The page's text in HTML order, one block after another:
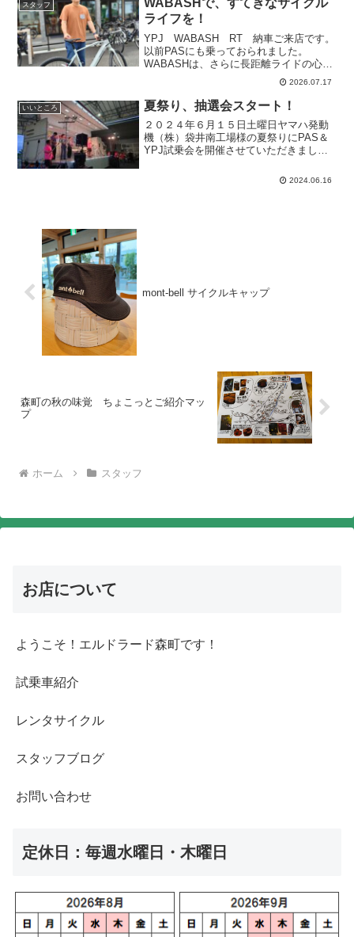
スタッフ
WABASHで、すてきなサイクル
ライフを！
YPJ WABASH RT 納車ご来店です。
以前PASにも乗っておられました。
WABASHは、さらに長距離ライドの心強
い相棒になりますね。ご夫妻で道の駅巡
りを楽しんでいるそうです。県内や近隣
の県はほぼ行かれたとのこと。WABASH
を車に載せ...
2026.07.17
いいところ 夏祭り、抽選会スタート！
２０２４年６月１５日土曜日ヤマハ発動
機（株）袋井南工場様の夏祭りにPAS＆
YPJ試乗会を開催させていただきまし
た。ご来場のみなさんありがとうござい
2024.06.16
mont-bell サイクルキャップ
森町の秋の味覚 ちょこっとご紹介マッ
プ
ホーム スタッフ
お店について
ようこそ！エルドラード森町です！
試乗車紹介
レンタサイクル
スタッフブログ
お問い合わせ
定休日：毎週水曜日・木曜日